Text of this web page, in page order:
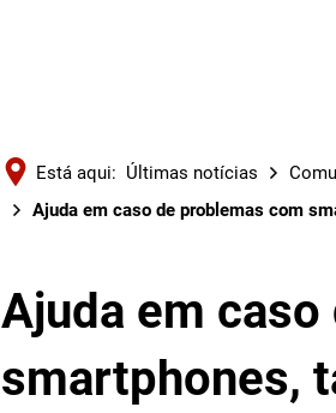
Está aqui: Últimas notícias
Ajuda em caso de problemas com
Ajuda em
smartphones,